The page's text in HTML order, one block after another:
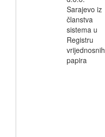
Sarajevo iz
članstva
sistema u
Registru
vrijednosnih
papira